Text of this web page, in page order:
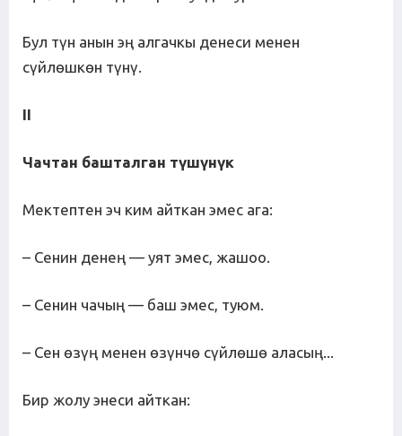
Бул түн анын эң алгачкы денеси менен
сүйлөшкөн түнү.
II
Чачтан башталган түшүнүк
Мектептен эч ким айткан эмес ага:
– Сенин денең — уят эмес, жашоо.
– Сенин чачың — баш эмес, туюм.
– Сен өзүң менен өзүнчө сүйлөшө аласың...
Бир жолу энеси айткан: